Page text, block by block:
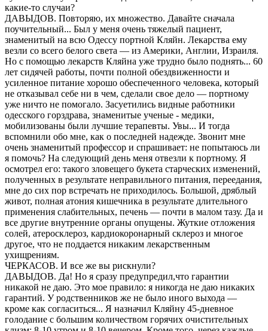
какие-то случаи?
ДАВЫДОВ. Повторяю, их множество. Давайте сначала
поучительный... Был у меня очень тяжелый пациент,
знаменитый на всю Одессу портной Кляйн. Лекарства ему
везли со всего белого света — из Америки, Англии, Израиля.
Но с помощью лекарств Кляйна уже трудно было поднять... 60
лет сидячей работы, почти полной обездвиженности и
усиленное питание хорошо обеспеченного человека, который
не отказывал себе ни в чем, сделали свое дело — портному
уже ничто не помогало. Засуетились видные работники
одесского горздрава, знаменитые ученые - медики,
мобилизованы были лучшие терапевты. Увы... И тогда
вспомнили oбо мне, как о последней надежде. Звонит мне
очень знаменитый профессор и спрашивает: не попытаюсь ли
я помочь? На следующий день меня отвезли к портному. Я
осмотрел его: такого зловещего букета старческих изменений,
полученных в результате неправильного питания, переедания,
мне до сих пор встречать не приходилось. Большой, дряблый
живот, полная атония кишечника в результате длительного
применения слабительных, печень — почти в малом тазу. Да и
все другие внутренние органы опущены. Жуткие отложения
солей, атеросклероз, кардиокоронарный склероз и многое
другое, что не поддается никаким лекарственным
ухищрениям.
ЧЕРКАСОВ. И все же вы рискнули?
ДАВЫДОВ. Да! Но я сразу предупредил,что гарантии
никакой не даю. Это мое правило: я никогда не даю никаких
гарантий. У родственников же не было иного выхода —
кроме как согласиться... Я назначил Кляйну 45-дневное
голодание с большим количеством горячих очистительных